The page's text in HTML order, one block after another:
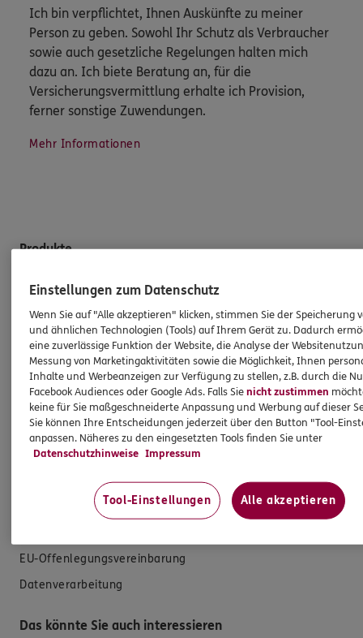
Ich bin verpflichtet, Ihnen Auskünfte zu meiner
Person zu geben. Sowohl Ihr Schutz als Verbraucher
sowie auch gesetzliche Regelungen halten mich
dazu an. Ich biete Beratung an, für die
Versicherungsvermittlung erhalte ich Provision,
ferner sonstige Zuwendungen.
Mehr Informationen
Produkte
Zahnversicherungen
Kfz-Versicherung
Krankenversicherung
Versicherungen für den privaten Bedarf
Versicherungen für Geschäftskunden
Hilfe & Services
E-Mail schreiben
Schaden melden
EU-Offenlegungsvereinbarung
Datenverarbeitung
Das könnte Sie auch interessieren
Einstellungen zum Datenschutz
Wenn Sie auf "Alle akzeptieren" klicken, stimmen Sie der Speicherung
und ähnlichen Technologien (Tools) auf Ihrem Gerät zu. Dadurch
eine zuverlässige Funktion der Website, die Analyse der
Messung von Marketingaktivitäten sowie die Möglichkeit, Ihnen
Inhalte und Werbeanzeigen zur Verfügung zu stellen, z.B. durch die
Facebook Audiences oder Google Ads. Falls Sienicht zustimmen
keine für Sie maßgeschneiderte Anpassung und Werbung auf dieser
Sie können Ihre Entscheidungen jederzeit über den Button "Tool-
anpassen. Näheres zu den eingesetzten Tools finden Sie unter
Datenschutzhinweise Impressum
Tool-Einstellungen Alle akzeptieren